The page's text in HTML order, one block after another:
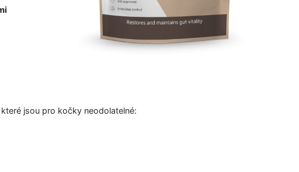
které jsou pro kočky neodolatelné: